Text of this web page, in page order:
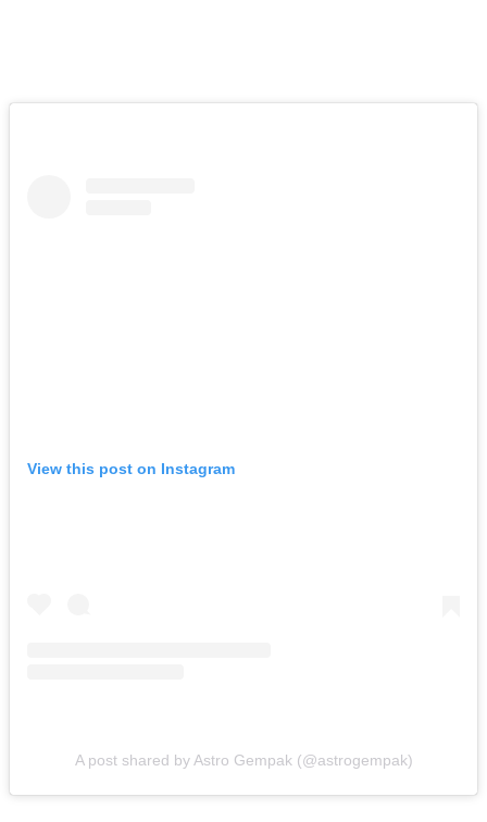
View this post on Instagram
A post shared by Astro Gempak (@astrogempak)